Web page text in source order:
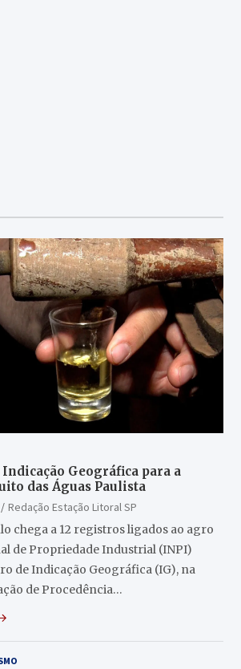
Geográfica para a
das Águas Paulista
Redação Estação Litoral SP
chega a 12 registros ligados ao agro
de Propriedade Industrial (INPI)
de Indicação Geográfica (IG), na
de Procedência…